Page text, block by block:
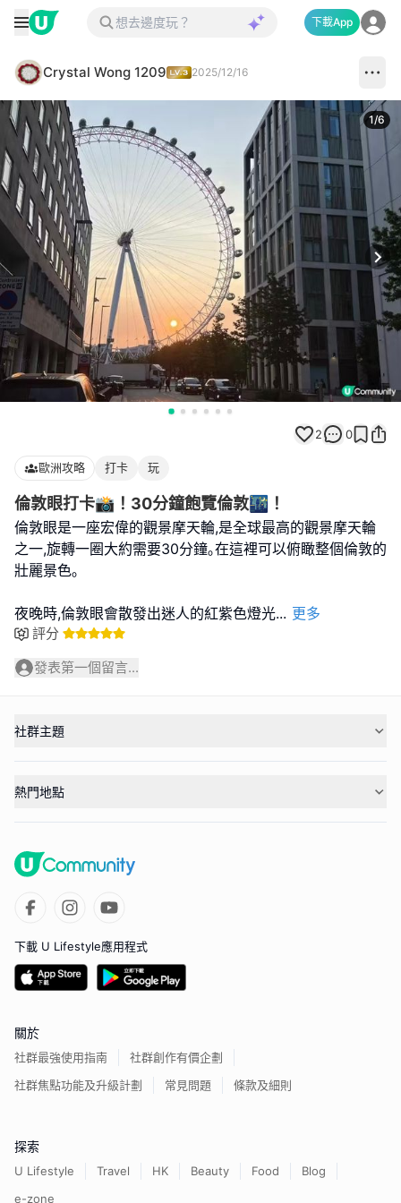
下載App
Crystal Wong 1209 2025/12/16
1/6
2 0
歐洲攻略 打卡 玩
倫敦眼打卡📸！30分鐘飽覽倫敦🌃！
倫敦眼是一座宏偉的觀景摩天輪,是全球最高的觀景摩天輪
之一,旋轉一圈大約需要30分鐘｡在這裡可以俯瞰整個倫敦的
壯麗景色｡
夜晚時,倫敦眼會散發出迷人的紅紫色燈光... 更多
評分
發表第一個留言...
社群主題
熱門地點
下載 U Lifestyle應用程式
關於
社群最強使用指南
社群創作有價企劃
社群焦點功能及升級計劃
常見問題 條款及細則
探索
U Lifestyle Travel HK Beauty Food
Blog
e-zone